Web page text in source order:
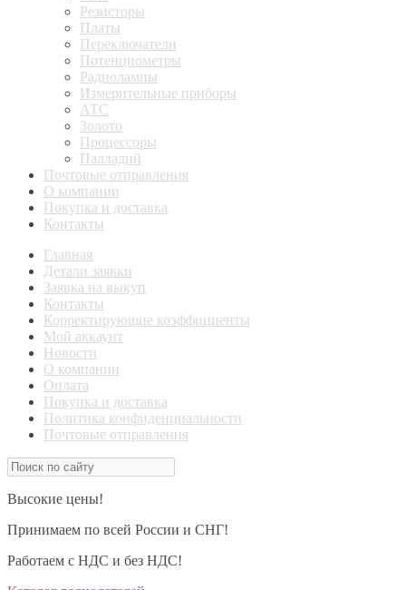
Резисторы
Платы
Переключатели
Потенциометры
Радиолампы
Измерительные приборы
АТС
Золото
Процессоры
Палладий
Почтовые отправления
О компании
Покупка и доставка
Контакты
Главная
Детали заявки
Заявка на выкуп
Контакты
Корректирующие коэффициенты
Мой аккаунт
Новости
О компании
Оплата
Покупка и доставка
Политика конфиденциальности
Почтовые отправления
Высокие цены!
Принимаем по всей России и СНГ!
Работаем с НДС и без НДС!